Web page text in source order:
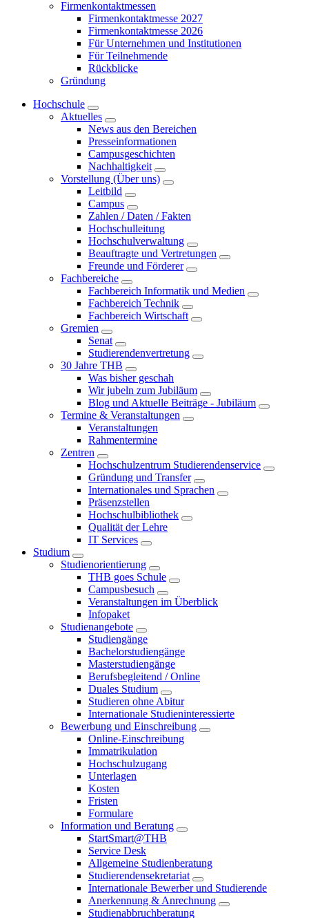
Firmenkontaktmessen
Firmenkontaktmesse 2027
Firmenkontaktmesse 2026
Für Unternehmen und Institutionen
Für Teilnehmende
Rückblicke
Gründung
Hochschule
Aktuelles
News aus den Bereichen
Presseinformationen
Campusgeschichten
Nachhaltigkeit
Vorstellung (Über uns)
Leitbild
Campus
Zahlen / Daten / Fakten
Hochschulleitung
Hochschulverwaltung
Beauftragte und Vertretungen
Freunde und Förderer
Fachbereiche
Fachbereich Informatik und Medien
Fachbereich Technik
Fachbereich Wirtschaft
Gremien
Senat
Studierendenvertretung
30 Jahre THB
Was bisher geschah
Wir jubeln zum Jubiläum
Blog und Aktuelle Beiträge - Jubiläum
Termine & Veranstaltungen
Veranstaltungen
Rahmentermine
Zentren
Hochschulzentrum Studierendenservice
Gründung und Transfer
Internationales und Sprachen
Präsenzstellen
Hochschulbibliothek
Qualität der Lehre
IT Services
Studium
Studienorientierung
THB goes Schule
Campusbesuch
Veranstaltungen im Überblick
Infopaket
Studienangebote
Studiengänge
Bachelorstudiengänge
Masterstudiengänge
Berufsbegleitend / Online
Duales Studium
Studieren ohne Abitur
Internationale Studieninteressierte
Bewerbung und Einschreibung
Online-Einschreibung
Immatrikulation
Hochschulzugang
Unterlagen
Kosten
Fristen
Formulare
Information und Beratung
StartSmart@THB
Service Desk
Allgemeine Studienberatung
Studierendensekretariat
Internationale Bewerber und Studierende
Anerkennung & Anrechnung
Studienabbruchberatung